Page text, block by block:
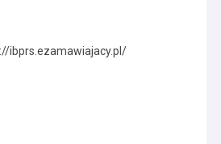
ibprs.ezamawiajacy.pl/